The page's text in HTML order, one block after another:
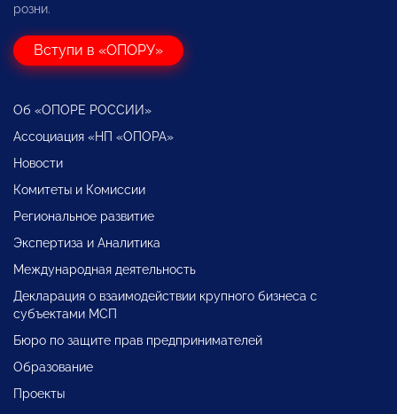
розни.
Вступи в «ОПОРУ»
Об «ОПОРЕ РОССИИ»
Ассоциация «НП «ОПОРА»
Новости
Комитеты и Комиссии
Региональное развитие
Экспертиза и Аналитика
Международная деятельность
Декларация о взаимодействии крупного бизнеса с
субъектами МСП
Бюро по защите прав предпринимателей
Образование
Проекты